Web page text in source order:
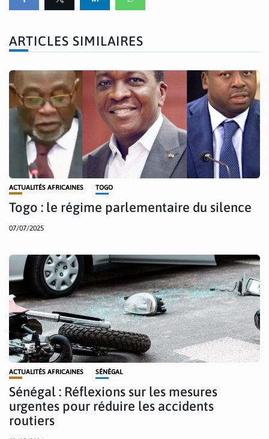
ARTICLES SIMILAIRES
ACTUALITÉS AFRICAINES TOGO
Togo : le régime parlementaire du silence
07/07/2025
ACTUALITÉS AFRICAINES SÉNÉGAL
Sénégal : Réflexions sur les mesures
urgentes pour réduire les accidents
routiers